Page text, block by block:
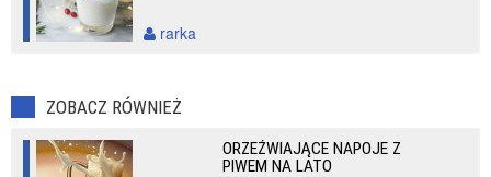
rarka
ZOBACZ RÓWNIEŻ
ORZEŹWIAJĄCE NAPOJE Z
PIWEM NA LATO